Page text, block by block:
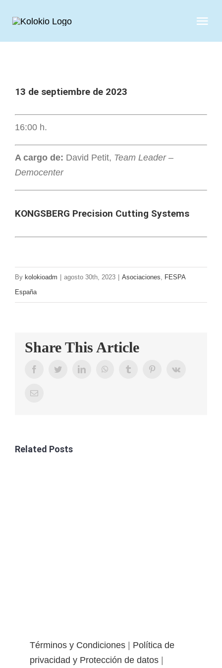
CLIENTES
NOTICIAS
13 de septiembre de 2023
16:00 h.
A cargo de: David Petit, Team Leader –
Democenter
KONGSBERG Precision Cutting Systems
By kolokioadm agosto 30th, 2023 Asociaciones
FESPA
España
Share This Article
FacebookTwitterLinkedIn WhatsAppTumblr PinterestVk
Email
Related Posts
Términos y Condiciones | Política de
privacidad y Protección de datos |